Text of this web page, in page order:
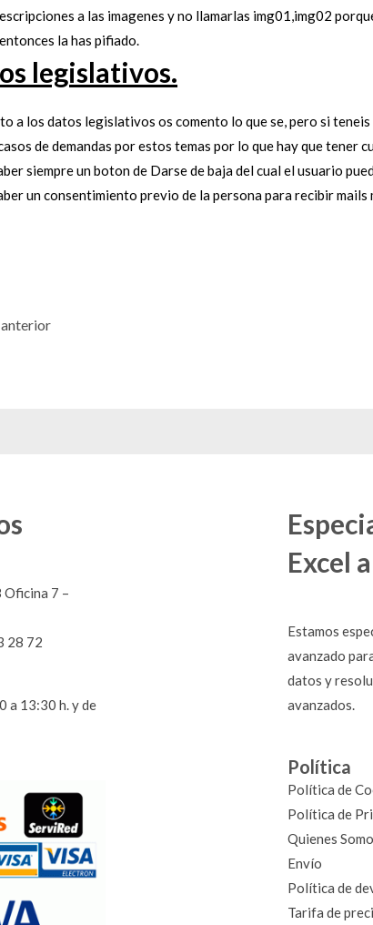
a las imagenes y no llamarlas img01,img02
la has pifiado.
legislativos.
a los datos legislativos os comento lo que se, pero si
de demandas por estos temas por lo que hay que tener
siempre un boton de Darse de baja del cual el usuario
un consentimiento previo de la persona para recibir mails
Oficina 7 –
28 72
a 13:30 h. y de
Excel
Estamos
avanzado
datos y
avanzados.
Política
Política de
Política de
Quienes
Envío
Política de
Tarifa de